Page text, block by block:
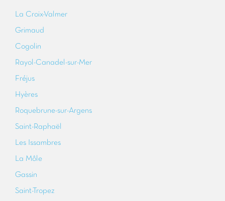
La Croix-Valmer
Grimaud
Cogolin
Rayol-Canadel-sur-Mer
Fréjus
Hyères
Roquebrune-sur-Argens
Saint-Raphaël
Les Issambres
La Môle
Gassin
Saint-Tropez